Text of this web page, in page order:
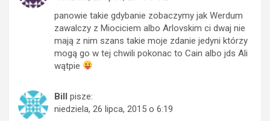
panowie takie gdybanie zobaczymy jak Werdum
zawalczy z Miociciem albo Arlovskim ci dwaj nie
mają z nim szans takie moje zdanie jedyni którzy
mogą go w tej chwili pokonac to Cain albo jds Ali
wątpie
Bill pisze:
niedziela, 26 lipca, 2015 o 6:19